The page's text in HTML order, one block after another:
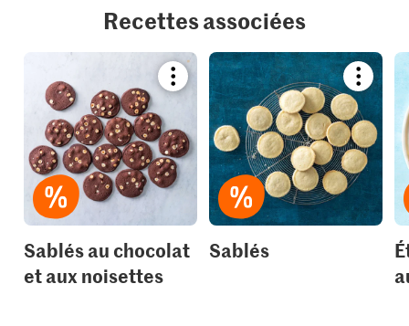
Recettes associées
Bookmark
recipe
it
to
your
collections.
Sablés au chocolat
et aux noisettes
recipe
or
add
it
to
your
Sablés